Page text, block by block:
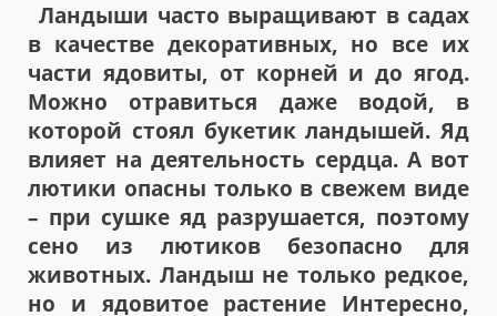
Ландыши часто выращивают в садах
в качестве декоративных, но все их
части ядовиты, от корней и до ягод.
Можно отравиться даже водой, в
которой стоял букетик ландышей. Яд
влияет на деятельность сердца. А вот
лютики опасны только в свежем виде
– при сушке яд разрушается, поэтому
сено из лютиков безопасно для
животных. Ландыш не только редкое,
но и ядовитое растение Интересно,